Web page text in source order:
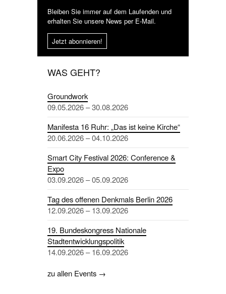
Bleiben Sie immer auf dem Laufenden und
erhalten Sie unsere News per E-Mail.
Jetzt abonnieren!
WAS GEHT?
Groundwork
09.05.2026 – 30.08.2026
Manifesta 16 Ruhr: „Das ist keine Kirche“
20.06.2026 – 04.10.2026
Smart City Festival 2026: Conference &
Expo
03.09.2026 – 05.09.2026
Tag des offenen Denkmals Berlin 2026
12.09.2026 – 13.09.2026
19. Bundeskongress Nationale
Stadtentwicklungspolitik
14.09.2026 – 16.09.2026
zu allen Events →